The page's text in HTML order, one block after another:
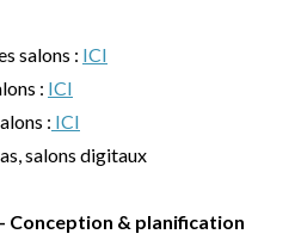
salons : ICI
: ICI
: ICI
salons digitaux
Conception & planification